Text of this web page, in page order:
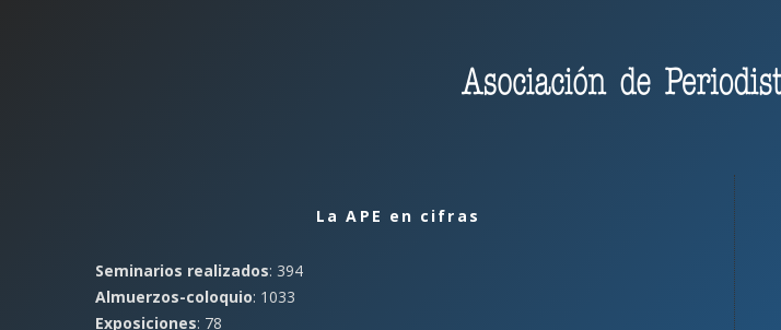
La APE en cifras
Seminarios realizados: 394
Almuerzos-coloquio: 1033
Exposiciones: 78